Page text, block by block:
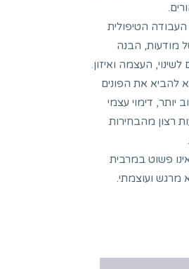
העבודה הטיפולית
מודעות, הבנה
העצמה ואיזון.
להביא את הפונים
יותר, דימוי עצמי
רצון מהבחירות
פשוט במרבית
מרגש ועוצמתי.